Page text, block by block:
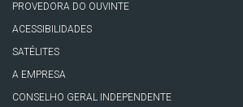
PROVEDORA DO OUVINTE
ACESSIBILIDADES
SATÉLITES
A EMPRESA
CONSELHO GERAL INDEPENDENTE